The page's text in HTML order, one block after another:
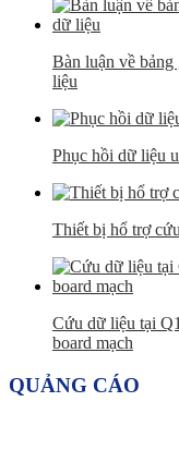
Bàn luận về
liệu
Phục hồi dữ liệu
Thiết bị hổ trợ
Cứu dữ liệu tại
board mạch
QUẢNG CÁO